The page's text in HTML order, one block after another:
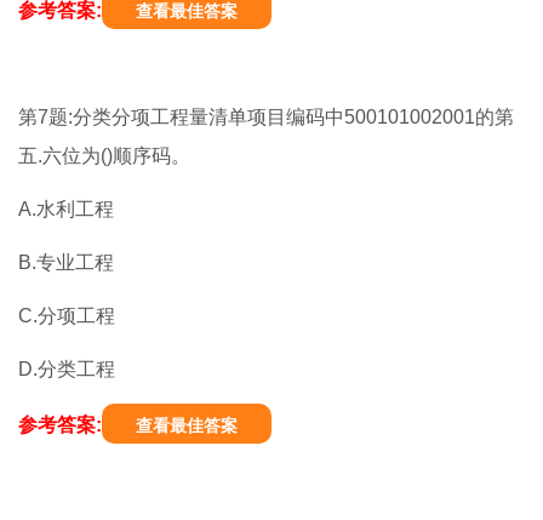
参考答案: 查看最佳答案
第7题:分类分项工程量清单项目编码中500101002001的第
五.六位为()顺序码。
A.水利工程
B.专业工程
C.分项工程
D.分类工程
参考答案: 查看最佳答案